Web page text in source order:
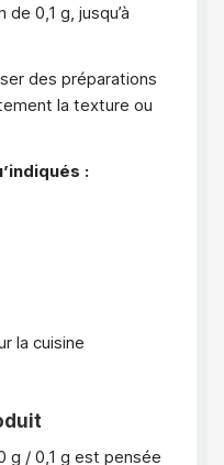
0,1 g, jusqu’à
des préparations
la texture ou
:
la cuisine
g / 0,1 g est pensée